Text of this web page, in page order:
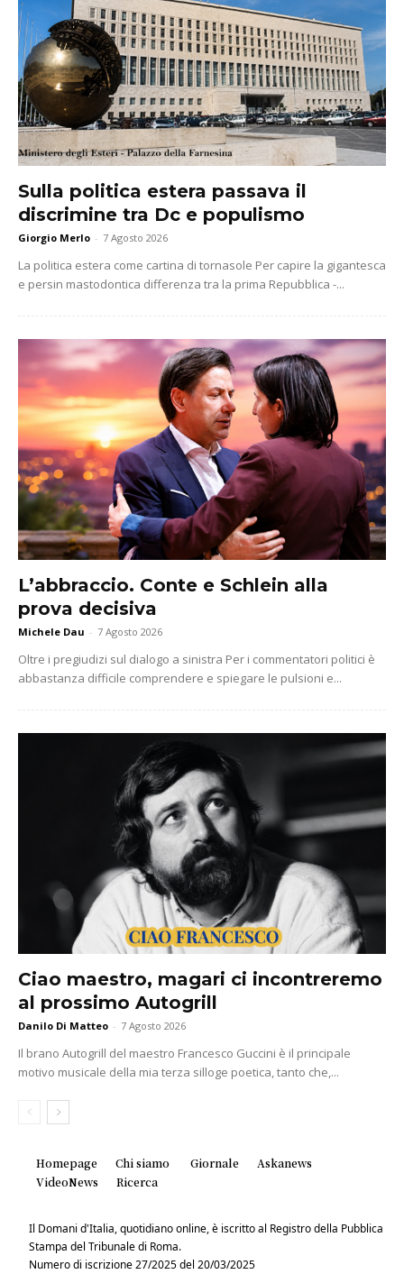
Sulla politica estera passava il
discrimine tra Dc e populismo
Giorgio Merlo - 7 Agosto 2026
La politica estera come cartina di tornasole Per capire la gigantesca
e persin mastodontica differenza tra la prima Repubblica -...
L’abbraccio. Conte e Schlein alla
prova decisiva
Michele Dau - 7 Agosto 2026
Oltre i pregiudizi sul dialogo a sinistra Per i commentatori politici è
abbastanza difficile comprendere e spiegare le pulsioni e...
Ciao maestro, magari ci incontreremo
al prossimo Autogrill
Danilo Di Matteo - 7 Agosto 2026
Il brano Autogrill del maestro Francesco Guccini è il principale
motivo musicale della mia terza silloge poetica, tanto che,...
Homepage Chi siamo Giornale
Askanews
VideoNews
Ricerca
Il Domani d'Italia, quotidiano online, è iscritto al Registro della Pubblica
Stampa del Tribunale di Roma.
Numero di iscrizione 27/2025 del 20/03/2025